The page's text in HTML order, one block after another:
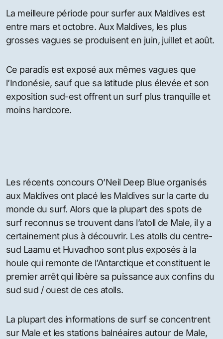
La meilleure période pour surfer aux Maldives est
entre mars et octobre. Aux Maldives, les plus
grosses vagues se produisent en juin, juillet et août.
Ce paradis est exposé aux mêmes vagues que
l’Indonésie, sauf que sa latitude plus élevée et son
exposition sud-est offrent un surf plus tranquille et
moins hardcore.